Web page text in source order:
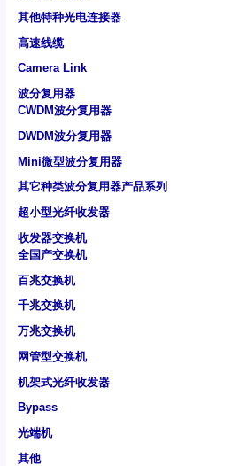
其他特种光电连接器
高速线缆
Camera Link
波分复用器
CWDM波分复用器
DWDM波分复用器
Mini微型波分复用器
其它种类波分复用器产品系列
超小型光纤收发器
收发器交换机
全国产交换机
百兆交换机
千兆交换机
万兆交换机
网管型交换机
机架式光纤收发器
Bypass
光端机
其他